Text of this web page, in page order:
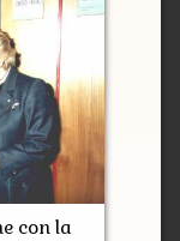
con la